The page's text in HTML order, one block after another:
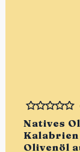
Natives
Olivenöl
Bewertet